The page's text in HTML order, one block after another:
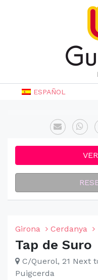
ESPAÑOL
Girona Cerdanya
Tap de Suro
C/Querol, 21 Next
Puigcerda